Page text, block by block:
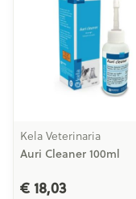
Kela Veterinaria
Auri Cleaner 100ml
€ 18,03